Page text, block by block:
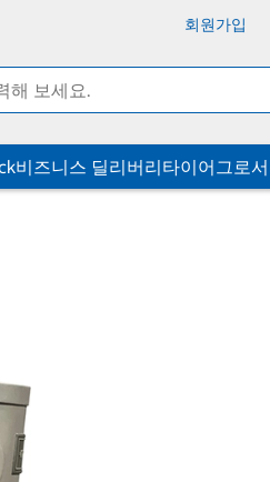
회원가입
비즈니스 딜리버리타이어그로